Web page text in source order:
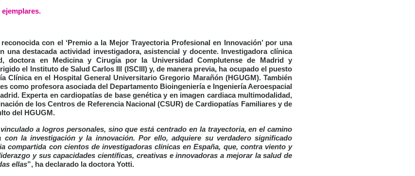
con el ‘Premio a la Mejor Trayectoria Profesional en Innovación’ por una
una destacada actividad investigadora, asistencial y docente. Investigadora clínica
doctora en Medicina y Cirugía por la Universidad Complutense de Madrid y
el Instituto de Salud Carlos III (ISCIII) y, de manera previa, ha ocupado el puesto
Clínica en el Hospital General Universitario Gregorio Marañón (HGUGM). También
como profesora asociada del Departamento Bioingeniería e Ingeniería Aeroespacial
Experta en cardiopatías de base genética y en imagen cardiaca multimodalidad,
de los Centros de Referencia Nacional (CSUR) de Cardiopatías Familiares y de
del HGUGM.
a logros personales, sino que está centrado en la trayectoria, en el camino
con la investigación y la innovación. Por ello, adquiere su verdadero significado
compartida con cientos de investigadoras clínicas en España, que, contra viento y
y sus capacidades científicas, creativas e innovadoras a mejorar la salud de
ellas”, ha declarado la doctora Yotti.